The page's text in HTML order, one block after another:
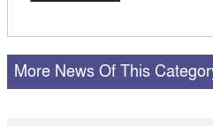
More News Of This